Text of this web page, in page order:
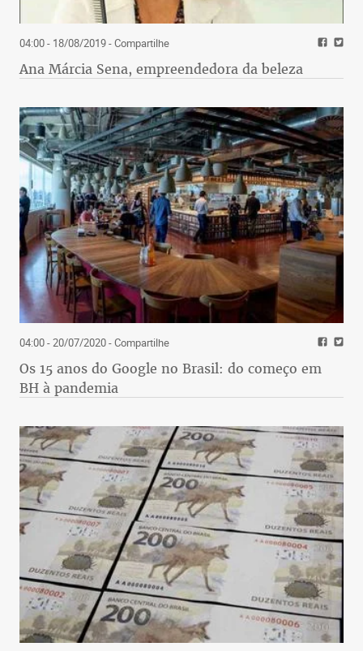
04:00 - 18/08/2019- Compartilhe
Ana Márcia Sena, empreendedora da beleza
04:00 - 20/07/2020- Compartilhe
Os 15 anos do Google no Brasil: do começo em
BH à pandemia